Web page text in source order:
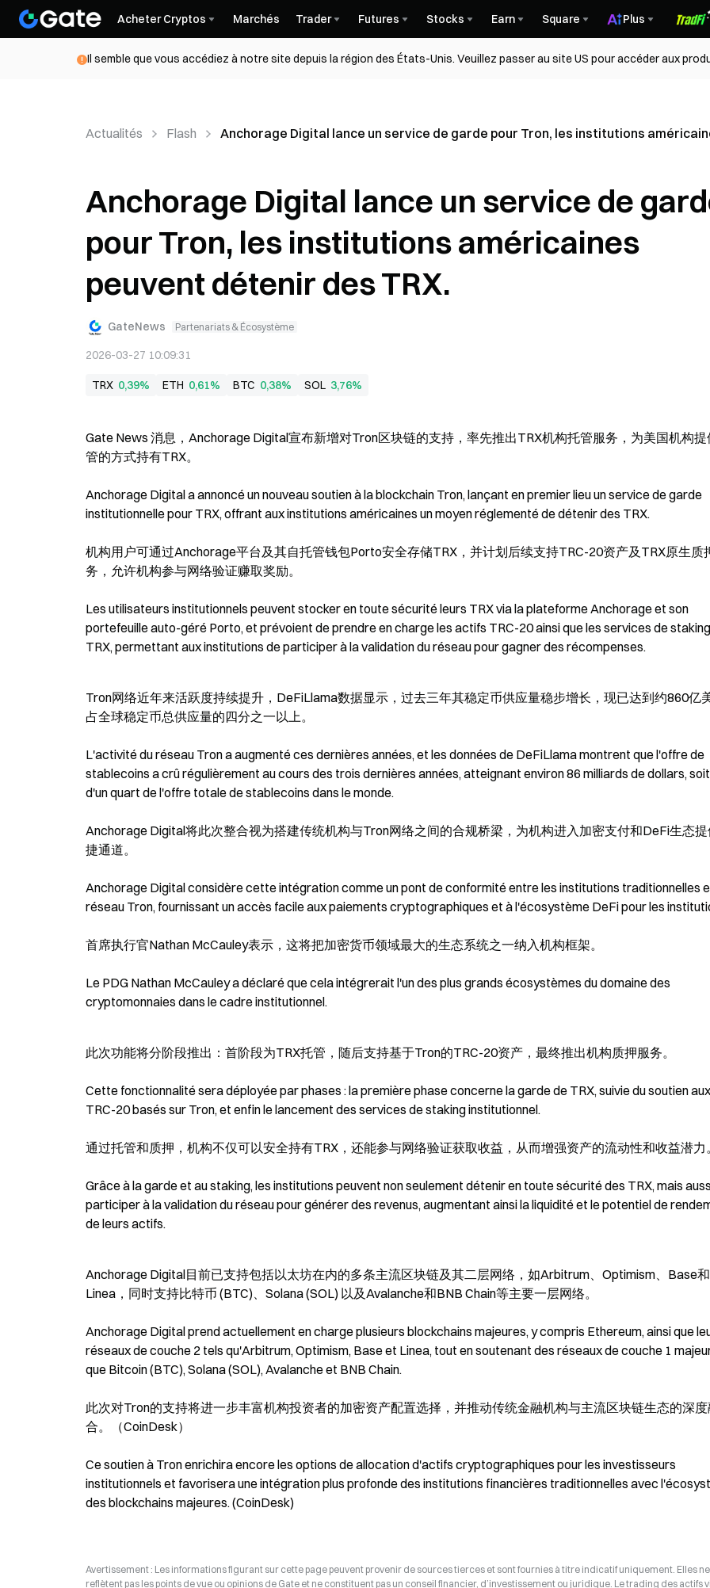
Acheter Cryptos Marchés Trader Futures Stocks Earn Square Plus
Il semble que vous accédiez à notre site depuis la région des États-Unis. Veuillez passer au site US pour accéder aux
Actualités Flash Anchorage Digital lance un service de garde pour Tron, les institutions
Anchorage Digital lance un service de
pour Tron, les institutions américaines
peuvent détenir des TRX.
GateNews Partenariats & Écosystème
2026-03-27 10:09:31
TRX 0,39% ETH 0,61% BTC 0,38% SOL 3,76%
Gate News 消息，Anchorage Digital宣布新增对Tron区块链的支持，率先推出TRX机构托管服务，为美国机构
管的方式持有TRX。
Anchorage Digital a annoncé un nouveau soutien à la blockchain Tron, lançant en premier lieu un service de garde
institutionnelle pour TRX, offrant aux institutions américaines un moyen réglementé de détenir des TRX.
机构用户可通过Anchorage平台及其自托管钱包Porto安全存储TRX，并计划后续支持TRC-20资产及TRX原生质
务，允许机构参与网络验证赚取奖励。
Les utilisateurs institutionnels peuvent stocker en toute sécurité leurs TRX via la plateforme Anchorage et son
portefeuille auto-géré Porto, et prévoient de prendre en charge les actifs TRC-20 ainsi que les services de
TRX, permettant aux institutions de participer à la validation du réseau pour gagner des récompenses.
Tron网络近年来活跃度持续提升，DeFiLlama数据显示，过去三年其稳定币供应量稳步增长，现已达到约860亿
占全球稳定币总供应量的四分之一以上。
L'activité du réseau Tron a augmenté ces dernières années, et les données de DeFiLlama montrent que l'offre de
stablecoins a crû régulièrement au cours des trois dernières années, atteignant environ 86 milliards de dollars,
d'un quart de l'offre totale de stablecoins dans le monde.
Anchorage Digital将此次整合视为搭建传统机构与Tron网络之间的合规桥梁，为机构进入加密支付和DeFi生态
捷通道。
Anchorage Digital considère cette intégration comme un pont de conformité entre les institutions traditionnelles
réseau Tron, fournissant un accès facile aux paiements cryptographiques et à l'écosystème DeFi pour les
首席执行官Nathan McCauley表示，这将把加密货币领域最大的生态系统之一纳入机构框架。
Le PDG Nathan McCauley a déclaré que cela intégrerait l'un des plus grands écosystèmes du domaine des
cryptomonnaies dans le cadre institutionnel.
此次功能将分阶段推出：首阶段为TRX托管，随后支持基于Tron的TRC-20资产，最终推出机构质押服务。
Cette fonctionnalité sera déployée par phases : la première phase concerne la garde de TRX, suivie du soutien
TRC-20 basés sur Tron, et enfin le lancement des services de staking institutionnel.
通过托管和质押，机构不仅可以安全持有TRX，还能参与网络验证获取收益，从而增强资产的流动性和收益潜力
Grâce à la garde et au staking, les institutions peuvent non seulement détenir en toute sécurité des TRX, mais
participer à la validation du réseau pour générer des revenus, augmentant ainsi la liquidité et le potentiel de
de leurs actifs.
Anchorage Digital目前已支持包括以太坊在内的多条主流区块链及其二层网络，如Arbitrum、Optimism、Base和
Linea，同时支持比特币 (BTC)、Solana (SOL) 以及Avalanche和BNB Chain等主要一层网络。
Anchorage Digital prend actuellement en charge plusieurs blockchains majeures, y compris Ethereum, ainsi que
réseaux de couche 2 tels qu'Arbitrum, Optimism, Base et Linea, tout en soutenant des réseaux de couche 1
que Bitcoin (BTC), Solana (SOL), Avalanche et BNB Chain.
此次对Tron的支持将进一步丰富机构投资者的加密资产配置选择，并推动传统金融机构与主流区块链生态的深
合。（CoinDesk）
Ce soutien à Tron enrichira encore les options de allocation d'actifs cryptographiques pour les investisseurs
institutionnels et favorisera une intégration plus profonde des institutions financières traditionnelles avec
des blockchains majeures. (CoinDesk)
Avertissement : Les informations figurant sur cette page peuvent provenir de sources tierces et sont fournies à titre indicatif uniquement. Elles ne
reflètent pas les points de vue ou opinions de Gate et ne constituent pas un conseil financier, d’investissement ou juridique. Le trading des actifs